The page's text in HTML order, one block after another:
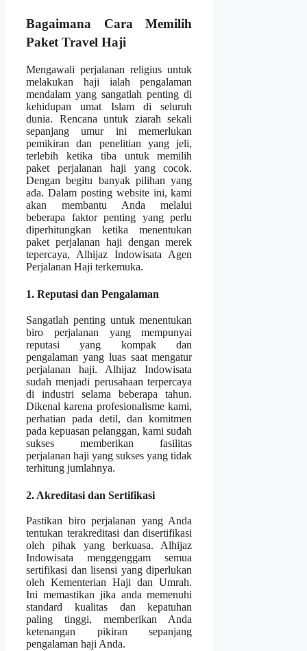
Bagaimana Cara Memilih
Paket Travel Haji
Mengawali perjalanan religius untuk
melakukan haji ialah pengalaman
mendalam yang sangatlah penting di
kehidupan umat Islam di seluruh
dunia. Rencana untuk ziarah sekali
sepanjang umur ini memerlukan
pemikiran dan penelitian yang jeli,
terlebih ketika tiba untuk memilih
paket perjalanan haji yang cocok.
Dengan begitu banyak pilihan yang
ada. Dalam posting website ini, kami
akan membantu Anda melalui
beberapa faktor penting yang perlu
diperhitungkan ketika menentukan
paket perjalanan haji dengan merek
tepercaya, Alhijaz Indowisata Agen
Perjalanan Haji terkemuka.
1. Reputasi dan Pengalaman
Sangatlah penting untuk menentukan
biro perjalanan yang mempunyai
reputasi yang kompak dan
pengalaman yang luas saat mengatur
perjalanan haji. Alhijaz Indowisata
sudah menjadi perusahaan terpercaya
di industri selama beberapa tahun.
Dikenal karena profesionalisme kami,
perhatian pada detil, dan komitmen
pada kepuasan pelanggan, kami sudah
sukses memberikan fasilitas
perjalanan haji yang sukses yang tidak
terhitung jumlahnya.
2. Akreditasi dan Sertifikasi
Pastikan biro perjalanan yang Anda
tentukan terakreditasi dan disertifikasi
oleh pihak yang berkuasa. Alhijaz
Indowisata menggenggam semua
sertifikasi dan lisensi yang diperlukan
oleh Kementerian Haji dan Umrah.
Ini memastikan jika anda memenuhi
standard kualitas dan kepatuhan
paling tinggi, memberikan Anda
ketenangan pikiran sepanjang
pengalaman haji Anda.